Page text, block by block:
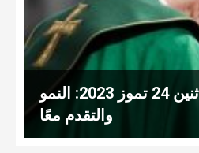
عناوين نشرة الاثنين 24 تموز 2023: النمو
والتقدم معًا